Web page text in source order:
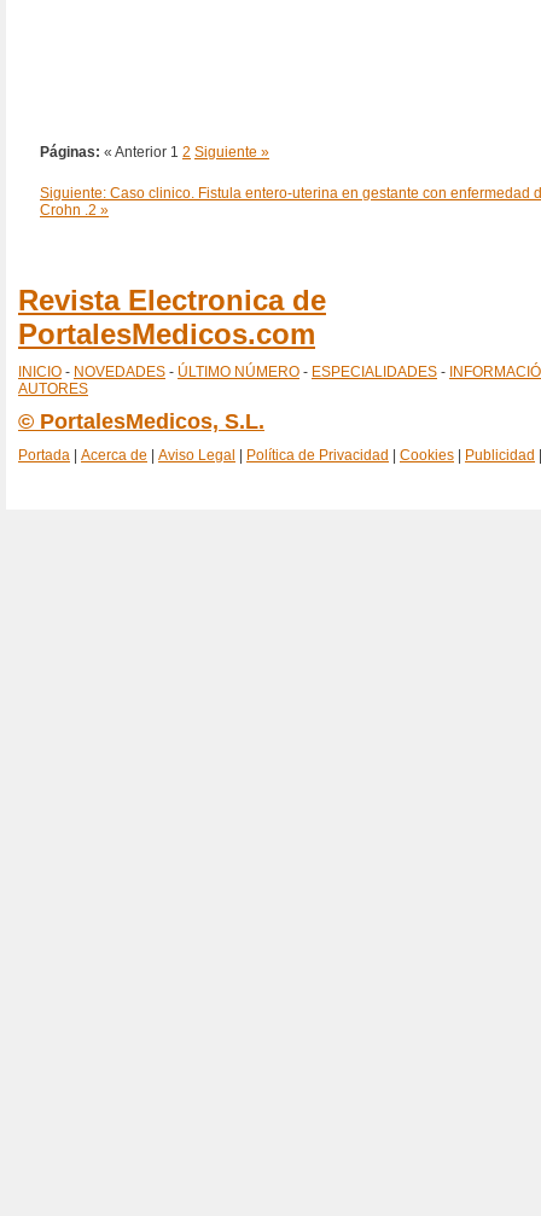
Páginas: « Anterior 1 2 Siguiente »
Siguiente: Caso clinico. Fistula entero-uterina en gestante con enfermedad
Crohn .2 »
Revista Electronica de
PortalesMedicos.com
INICIO - NOVEDADES - ÚLTIMO NÚMERO - ESPECIALIDADES -
AUTORES
© PortalesMedicos, S.L.
Portada Acerca de Aviso Legal Política de Privacidad Cookies Publicidad